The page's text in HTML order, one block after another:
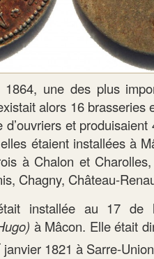
une des plus
alors 16 brasseries
et
étaient installées à
à Chalon et
Chagny, Château-
installée au 17
à Mâcon. Elle était
janvier 1821 à Sarre-